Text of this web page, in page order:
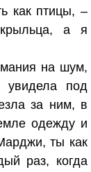
как птицы, –
а я
на шум,
увидела под
за ним, в
одежду и
ты как
раз, когда